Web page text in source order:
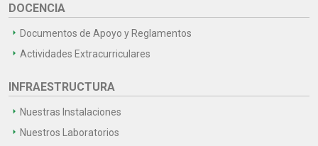
DOCENCIA
Documentos de Apoyo y Reglamentos
Actividades Extracurriculares
INFRAESTRUCTURA
Nuestras Instalaciones
Nuestros Laboratorios